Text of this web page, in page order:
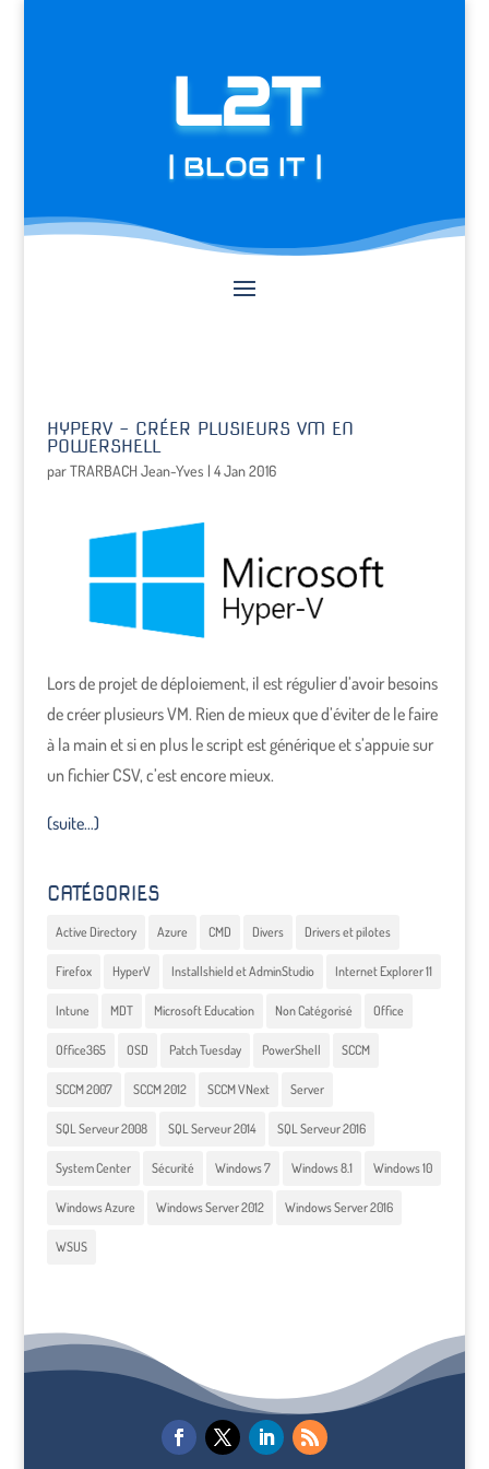
L2T
| BLOG IT |
HYPERV – CRÉER PLUSIEURS VM EN
POWERSHELL
parTRARBACH Jean-Yves | 4 Jan 2016
Lors de projet de déploiement, il est régulier d’avoir besoins
de créer plusieurs VM. Rien de mieux que d’éviter de le faire
à la main et si en plus le script est générique et s’appuie sur
un fichier CSV, c’est encore mieux.
(suite…)
CATÉGORIES
Active Directory Azure CMD Divers Drivers et pilotes
Firefox HyperV Installshield et AdminStudio Internet Explorer 11
Intune MDT Microsoft Education Non Catégorisé Office
Office365 OSD Patch Tuesday PowerShell SCCM
SCCM 2007 SCCM 2012 SCCM VNext Server
SQL Serveur 2008 SQL Serveur 2014 SQL Serveur 2016
System Center Sécurité Windows 7 Windows 8.1 Windows 10
Windows Azure Windows Server 2012 Windows Server 2016
WSUS